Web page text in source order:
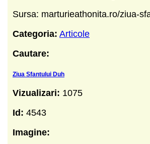
Sursa: marturieathonita.ro/ziua-
Categoria: Articole
Cautare:
Ziua Sfantului Duh
Vizualizari: 1075
Id: 4543
Imagine: